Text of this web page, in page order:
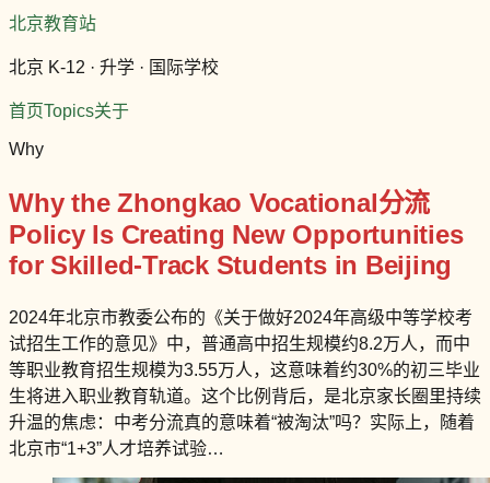
北京教育站
北京 K-12 · 升学 · 国际学校
首页Topics关于
Why
Why the Zhongkao Vocational分流
Policy Is Creating New Opportunities
for Skilled-Track Students in Beijing
2024年北京市教委公布的《关于做好2024年高级中等学校考
试招生工作的意见》中，普通高中招生规模约8.2万人，而中
等职业教育招生规模为3.55万人，这意味着约30%的初三毕业
生将进入职业教育轨道。这个比例背后，是北京家长圈里持续
升温的焦虑：中考分流真的意味着“被淘汰”吗？实际上，随着
北京市“1+3”人才培养试验…